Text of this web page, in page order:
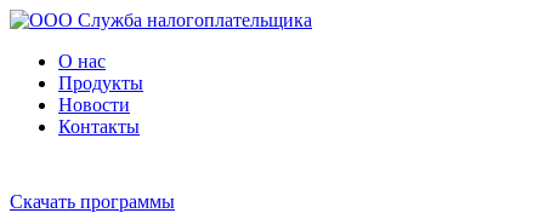
О нас
Продукты
Новости
Контакты
Скачать программы